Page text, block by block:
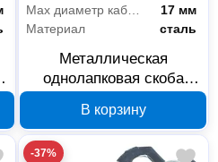
Max диаметр кабеля
17 мм
Материал
сталь
Металлическая
однолапковая скоба
мм для монтажного
пистолета PR08.2753
В корзину
-37%